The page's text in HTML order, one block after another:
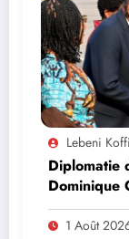
Lebeni Koffi
Diplomatie
Dominique
leadership
Afrique
1 Août